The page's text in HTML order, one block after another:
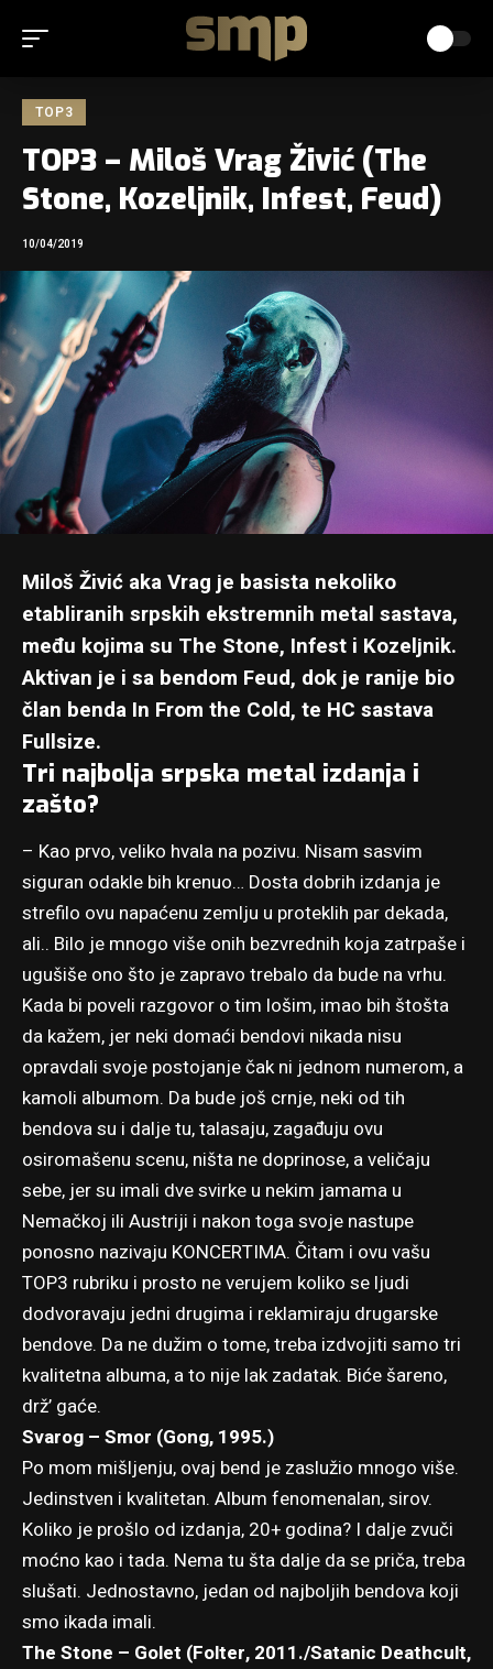
TOP3
TOP3 – Miloš Vrag Živić (The
Stone, Kozeljnik, Infest, Feud)
10/04/2019
Miloš Živić aka Vrag je basista nekoliko
etabliranih srpskih ekstremnih metal sastava,
među kojima su The Stone, Infest i Kozeljnik.
Aktivan je i sa bendom Feud, dok je ranije bio
član benda In From the Cold, te HC sastava
Fullsize.
Tri najbolja srpska metal izdanja i
zašto?
– Kao prvo, veliko hvala na pozivu. Nisam sasvim
siguran odakle bih krenuo… Dosta dobrih izdanja je
strefilo ovu napaćenu zemlju u proteklih par dekada,
ali.. Bilo je mnogo više onih bezvrednih koja zatrpaše i
ugušiše ono što je zapravo trebalo da bude na vrhu.
Kada bi poveli razgovor o tim lošim, imao bih štošta
da kažem, jer neki domaći bendovi nikada nisu
opravdali svoje postojanje čak ni jednom numerom, a
kamoli albumom. Da bude još crnje, neki od tih
bendova su i dalje tu, talasaju, zagađuju ovu
osiromašenu scenu, ništa ne doprinose, a veličaju
sebe, jer su imali dve svirke u nekim jamama u
Nemačkoj ili Austriji i nakon toga svoje nastupe
ponosno nazivaju KONCERTIMA. Čitam i ovu vašu
TOP3 rubriku i prosto ne verujem koliko se ljudi
dodvoravaju jedni drugima i reklamiraju drugarske
bendove. Da ne dužim o tome, treba izdvojiti samo tri
kvalitetna albuma, a to nije lak zadatak. Biće šareno,
drž’ gaće.
Svarog – Smor (Gong, 1995.)
Po mom mišljenju, ovaj bend je zaslužio mnogo više.
Jedinstven i kvalitetan. Album fenomenalan, sirov.
Koliko je prošlo od izdanja, 20+ godina? I dalje zvuči
moćno kao i tada. Nema tu šta dalje da se priča, treba
slušati. Jednostavno, jedan od najboljih bendova koji
smo ikada imali.
The Stone – Golet (Folter, 2011./Satanic Deathcult,